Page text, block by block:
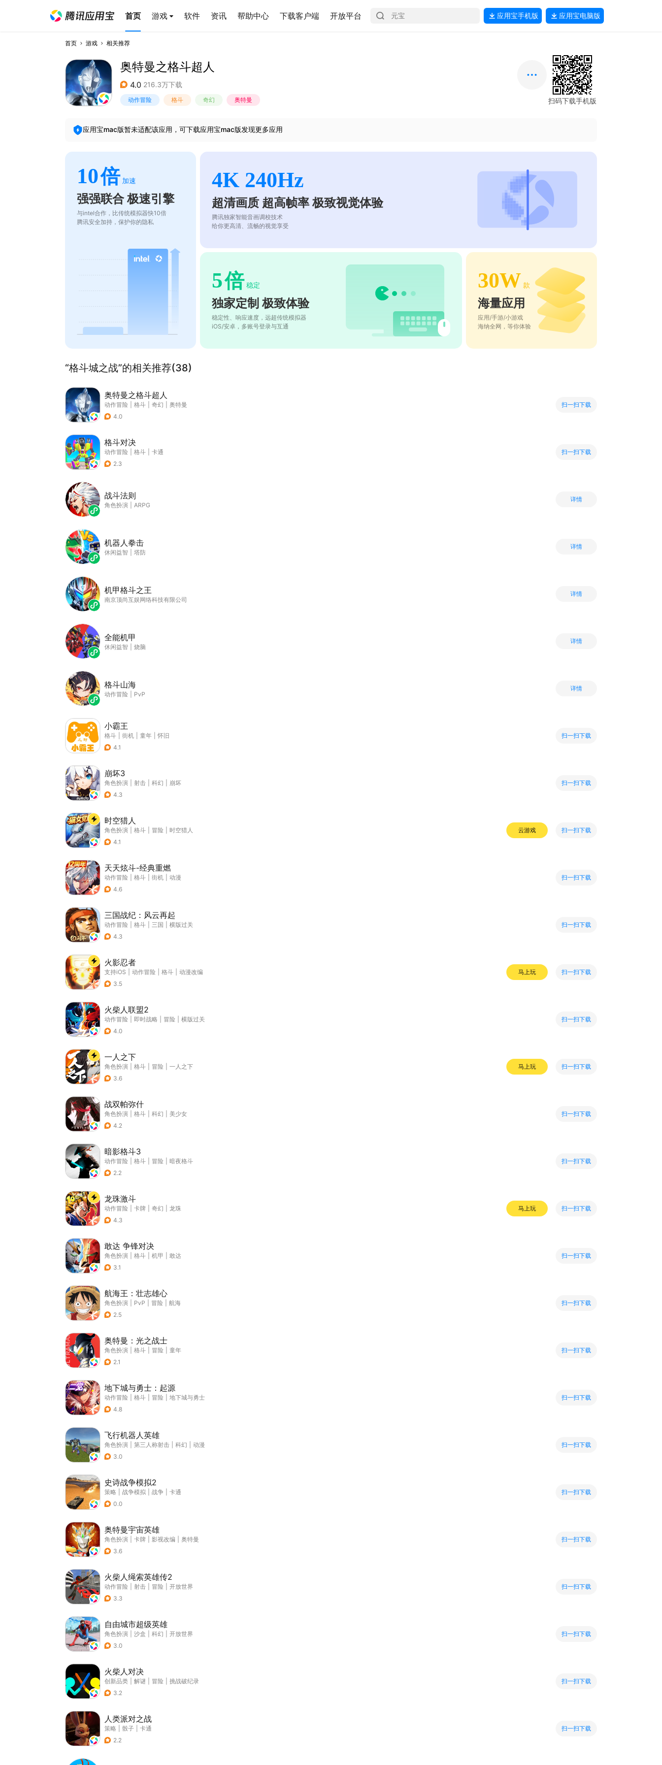
首页 游戏 软件 资讯 帮助中心 下载客户端 开放平台 应用宝手机版 应用宝电脑版
首页 游戏 相关推荐
奥特曼之格斗超人
4.0 216.3万下载
动作冒险 格斗 奇幻 奥特曼 扫码下载手机版
应用宝mac版暂未适配该应用，可下载应用宝mac版发现更多应用
10倍 加速
强强联合 极速引擎
与intel合作，比传统模拟器快10倍
腾讯安全加持，保护你的隐私
4K 240Hz
超清画质 超高帧率 极致视觉体验
腾讯独家智能音画调校技术
给你更高清、流畅的视觉享受
5倍 稳定
独家定制 极致体验
稳定性、响应速度，远超传统模拟器
iOS/安卓，多账号登录与互通
30W 款
海量应用
应用/手游/小游戏
海纳全网，等你体验
“格斗城之战”的相关推荐(38)
奥特曼之格斗超人
动作冒险 格斗 奇幻
奥特曼
4.0
扫一扫下载
格斗对决
动作冒险 格斗
卡通
2.3
扫一扫下载
战斗法则
角色扮演 ARPG
详情
机器人拳击
休闲益智 塔防
详情
机甲格斗之王
南京顶尚互娱网络科技有限公司
详情
全能机甲
休闲益智 烧脑
详情
格斗山海
动作冒险 PvP
详情
小霸王
格斗 街机 童年
怀旧
4.1
扫一扫下载
崩坏3
角色扮演 射击 科幻
崩坏
4.3
扫一扫下载
时空猎人
角色扮演 格斗 冒险
时空猎人
4.1
云游戏 扫一扫下载
天天炫斗-经典重燃
动作冒险 格斗 街机
动漫
4.6
扫一扫下载
三国战纪：风云再起
动作冒险 格斗 三国
横版过关
4.3
扫一扫下载
火影忍者
支持iOS 动作冒险 格斗
动漫改编
3.5
马上玩 扫一扫下载
火柴人联盟2
动作冒险 即时战略 冒险
横版过关
4.0
扫一扫下载
一人之下
角色扮演 格斗 冒险
一人之下
3.6
马上玩 扫一扫下载
战双帕弥什
角色扮演 格斗 科幻
美少女
4.2
扫一扫下载
暗影格斗3
动作冒险 格斗 冒险
暗夜格斗
2.2
扫一扫下载
龙珠激斗
动作冒险 卡牌 奇幻
龙珠
4.3
马上玩 扫一扫下载
敢达 争锋对决
角色扮演 格斗 机甲
敢达
3.1
扫一扫下载
航海王：壮志雄心
角色扮演 PvP 冒险
航海
2.5
扫一扫下载
奥特曼：光之战士
角色扮演 格斗 冒险
童年
2.1
扫一扫下载
地下城与勇士：起源
动作冒险 格斗 冒险
地下城与勇士
4.8
扫一扫下载
飞行机器人英雄
角色扮演 第三人称射击 科幻
动漫
3.0
扫一扫下载
史诗战争模拟2
策略 战争模拟 战争
卡通
0.0
扫一扫下载
奥特曼宇宙英雄
角色扮演 卡牌 影视改编
奥特曼
3.6
扫一扫下载
火柴人绳索英雄传2
动作冒险 射击 冒险
开放世界
3.3
扫一扫下载
自由城市超级英雄
角色扮演 沙盒 科幻
开放世界
3.0
扫一扫下载
火柴人对决
创新品类 解谜 冒险
挑战破纪录
3.2
扫一扫下载
人类派对之战
策略 骰子
卡通
2.2
扫一扫下载